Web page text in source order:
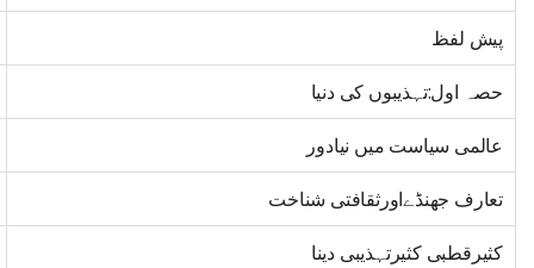
پیش لفظ
حصہ اول:تہذیبوں کی دنیا
عالمی سیاست میں نیادور
تعارف جھنڈےاورثقافتی شناخت
کثیرقطبی کثیرتہذیبی دینا